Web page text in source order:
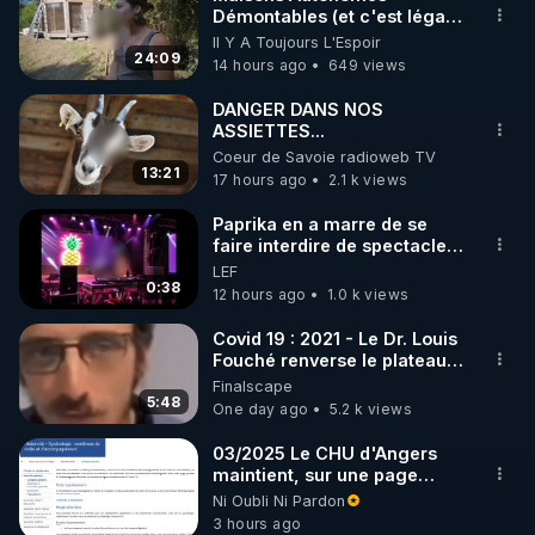
🌱 INSTAGRAM
https://www.instagram.com/rdlr_thierrycasasnovas/
http://rgnr.li/instagram
🌱 LA NEWSLETTER
Pour ne pas rater l’actualité RGNR (stages,
http://rgnr.li/news
🌱 VIDÉOS NON CENSURÉES SUR ODYSEE
Toutes les vidéos Youtube sont aussi sur la
http://rgnr.li/odysee
🌱 LES STAGES EN PRÉSENTIEL
http://rgnr.li/stages
24:09
Démontables (et c'est légal).
Visite éco village en
Bretagne
Il Y A Toujours L'Espoir
14 hours ago
649 views
13:21
DANGER DANS NOS
ASSIETTES...
Coeur de Savoie radioweb TV
17 hours ago
2.1 k views
0:38
Paprika en a marre de se
faire interdire de spectacle.
Elle décide donc de devenir
DJ !
LEF
12 hours ago
1.0 k views
5:48
Covid 19 : 2021 - Le Dr. Louis
Fouché renverse le plateau
de CNews !
Finalscape
One day ago
5.2 k views
03/2025 Le CHU d'Angers
maintient, sur une page
mise à jour, ses consignes
sanitaires Covid en
Ni Oubli Ni Pardon
3 hours ago